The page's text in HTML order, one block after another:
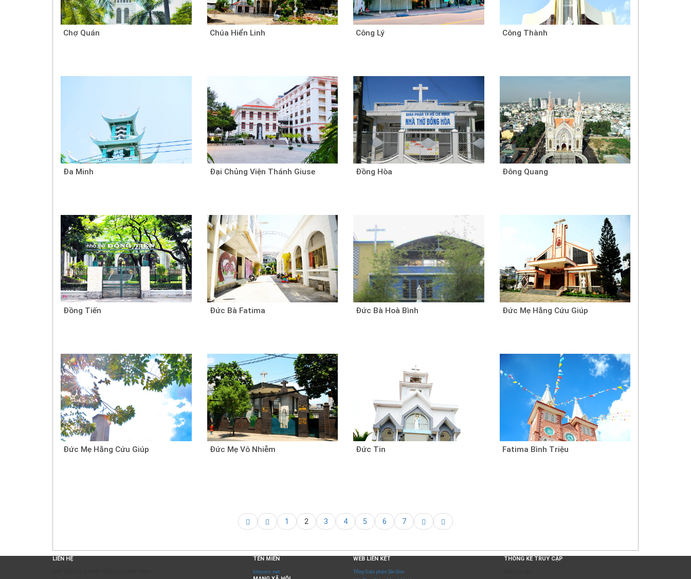
Chợ Quán Chúa Hiển Linh Công Lý Công Thành
Đa Minh Đại Chủng Viện Thánh Giuse Đồng Hòa Đông Quang
Đồng Tiến Đức Bà Fatima Đức Bà Hoà Bình Đức Mẹ Hằng Cứu Giúp
Đức Mẹ Hằng Cứu Giúp Đức Mẹ Vô Nhiễm Đức Tin Fatima Bình Triệu
1 2 3 4 5 6 7
LIÊN HỆ TÊN MIỀN
titocovn.net
WEB LIÊN KẾT
Tổng Giáo phận Sài Gòn
THỐNG KÊ TRUY CẬP